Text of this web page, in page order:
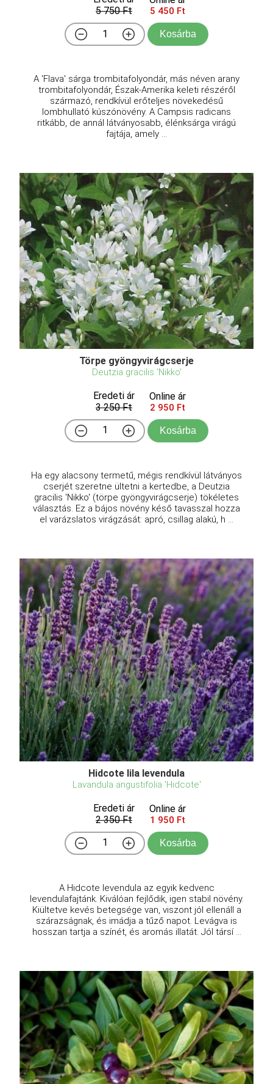
5 750 Ft
5 450 Ft
Kosárba
A 'Flava' sárga trombitafolyondár, más néven arany
trombitafolyondár, Észak-Amerika keleti részéről
származó, rendkívül erőteljes növekedésű
lombhullató kúszónövény. A Campsis radicans
ritkább, de annál látványosabb, élénksárga virágú
fajtája, amely ...
Törpe gyöngyvirágcserje
Deutzia gracilis 'Nikko'
Eredeti ár
3 250 Ft
Online ár
2 950 Ft
Kosárba
Ha egy alacsony termetű, mégis rendkívül látványos
cserjét szeretne ültetni a kertedbe, a Deutzia
gracilis 'Nikko' (törpe gyöngyvirágcserje) tökéletes
választás. Ez a bájos növény késő tavasszal hozza
el varázslatos virágzását: apró, csillag alakú, h ...
Hidcote lila levendula
Lavandula angustifolia 'Hidcote'
Eredeti ár
2 350 Ft
Online ár
1 950 Ft
Kosárba
A Hidcote levendula az egyik kedvenc
levendulafajtánk. Kiválóan fejlődik, igen stabil növény.
Kiültetve kevés betegsége van, viszont jól ellenáll a
szárazságnak, és imádja a tűző napot. Levágva is
hosszan tartja a színét, és aromás illatát. Jól társí ...